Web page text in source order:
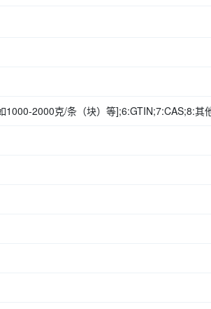
2000克/条（块）等];6:GTIN;7:CAS;8:其